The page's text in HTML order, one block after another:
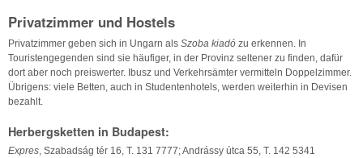
Privatzimmer und Hostels
Privatzimmer geben sich in Ungarn als Szoba kiadó zu erkennen. In
Touristengegenden sind sie häufiger, in der Provinz seltener zu finden, dafür
dort aber noch preiswerter. Ibusz und Verkehrsämter vermitteln Doppelzimmer.
Übrigens: viele Betten, auch in Studentenhotels, werden weiterhin in Devisen
bezahlt.
Herbergsketten in Budapest:
Expres , Szabadság tér 16, T. 131 7777; Andrássy útca 55, T. 142 5341